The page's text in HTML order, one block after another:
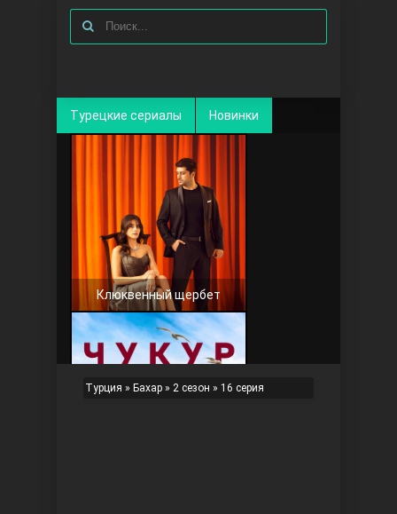
Турецкие сериалы Новинки
Клюквенный щербет
Турция » Бахар » 2 сезон » 16 серия